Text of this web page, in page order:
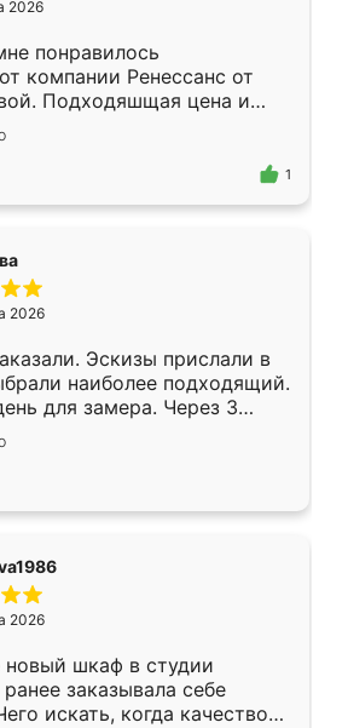
2026
понравилось
компании Ренессанс от
Подходяшщая цена и
изготовления. Приехавший
Владислав
эскизу самый
1
2026
Эскизы прислали в
наиболее подходящий.
для замера. Через 3
уже готова. Остались
Спасибо Ренессанс
работу!
2026
новый шкаф в студии
заказывала себе
искать, когда качеством